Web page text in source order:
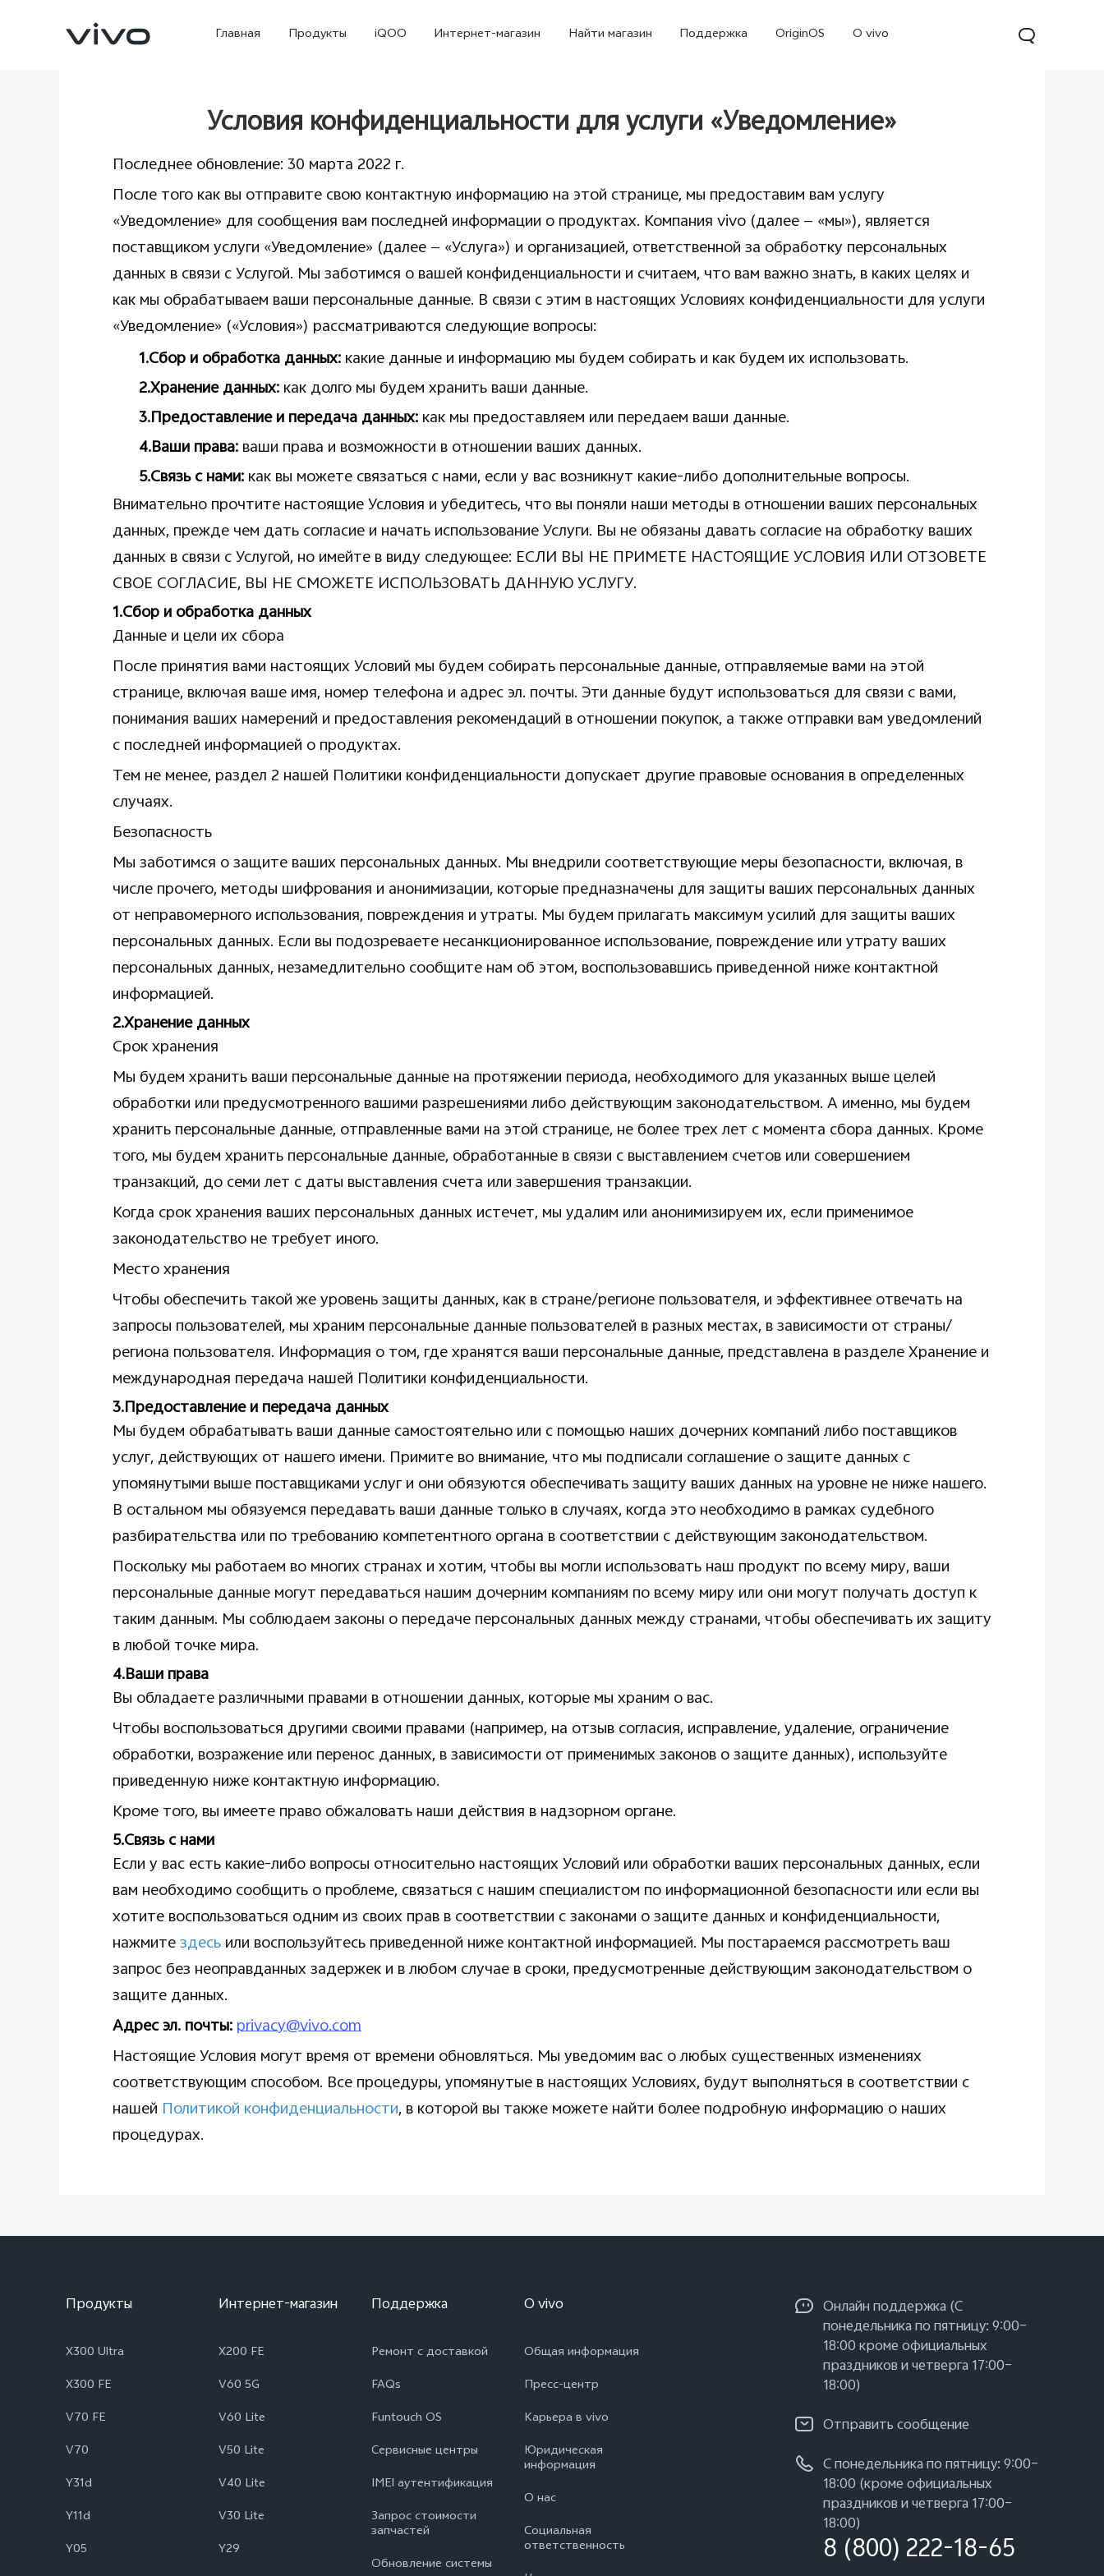
Главная Продукты iQOO Интернет-магазин Найти магазин Поддержка OriginOS O vivo
X300 Ultra Новинка X300 Pro X300 X300 FE Новинка V70 Y31d Новинка
Условия конфиденциальности для услуги «Уведомление»
Последнее обновление: 30 марта 2022 г.
После того как вы отправите свою контактную информацию на этой странице, мы предоставим вам услугу
«Уведомление» для сообщения вам последней информации о продуктах. Компания vivo (далее — «мы»), является
поставщиком услуги «Уведомление» (далее — «Услуга») и организацией, ответственной за обработку персональных
данных в связи с Услугой. Мы заботимся о вашей конфиденциальности и считаем, что вам важно знать, в каких целях и
как мы обрабатываем ваши персональные данные. В связи с этим в настоящих Условиях конфиденциальности для услуги
«Уведомление» («Условия») рассматриваются следующие вопросы:
1.Сбор и обработка данных:какие данные и информацию мы будем собирать и как будем их использовать.
2.Хранение данных:как долго мы будем хранить ваши данные.
3.Предоставление и передача данных:как мы предоставляем или передаем ваши данные.
4.Ваши права:ваши права и возможности в отношении ваших данных.
5.Связь с нами:как вы можете связаться с нами, если у вас возникнут какие-либо дополнительные вопросы.
Внимательно прочтите настоящие Условия и убедитесь, что вы поняли наши методы в отношении ваших персональных
данных, прежде чем дать согласие и начать использование Услуги. Вы не обязаны давать согласие на обработку ваших
данных в связи с Услугой, но имейте в виду следующее: ЕСЛИ ВЫ НЕ ПРИМЕТЕ НАСТОЯЩИЕ УСЛОВИЯ ИЛИ ОТЗОВЕТЕ
СВОЕ СОГЛАСИЕ, ВЫ НЕ СМОЖЕТЕ ИСПОЛЬЗОВАТЬ ДАННУЮ УСЛУГУ.
1.Сбор и обработка данных
Данные и цели их сбора
После принятия вами настоящих Условий мы будем собирать персональные данные, отправляемые вами на этой
странице, включая ваше имя, номер телефона и адрес эл. почты. Эти данные будут использоваться для связи с вами,
понимания ваших намерений и предоставления рекомендаций в отношении покупок, а также отправки вам уведомлений
с последней информацией о продуктах.
Тем не менее, раздел 2 нашей Политики конфиденциальности допускает другие правовые основания в определенных
случаях.
Безопасность
Мы заботимся о защите ваших персональных данных. Мы внедрили соответствующие меры безопасности, включая, в
числе прочего, методы шифрования и анонимизации, которые предназначены для защиты ваших персональных данных
от неправомерного использования, повреждения и утраты. Мы будем прилагать максимум усилий для защиты ваших
персональных данных. Если вы подозреваете несанкционированное использование, повреждение или утрату ваших
персональных данных, незамедлительно сообщите нам об этом, воспользовавшись приведенной ниже контактной
информацией.
2.Хранение данных
Срок хранения
Мы будем хранить ваши персональные данные на протяжении периода, необходимого для указанных выше целей
обработки или предусмотренного вашими разрешениями либо действующим законодательством. А именно, мы будем
хранить персональные данные, отправленные вами на этой странице, не более трех лет с момента сбора данных. Кроме
того, мы будем хранить персональные данные, обработанные в связи с выставлением счетов или совершением
транзакций, до семи лет с даты выставления счета или завершения транзакции.
Когда срок хранения ваших персональных данных истечет, мы удалим или анонимизируем их, если применимое
законодательство не требует иного.
Место хранения
Чтобы обеспечить такой же уровень защиты данных, как в стране/регионе пользователя, и эффективнее отвечать на
запросы пользователей, мы храним персональные данные пользователей в разных местах, в зависимости от страны/
региона пользователя. Информация о том, где хранятся ваши персональные данные, представлена в разделе Хранение и
международная передача нашей Политики конфиденциальности.
3.Предоставление и передача данных
Мы будем обрабатывать ваши данные самостоятельно или с помощью наших дочерних компаний либо поставщиков
услуг, действующих от нашего имени. Примите во внимание, что мы подписали соглашение о защите данных с
упомянутыми выше поставщиками услуг и они обязуются обеспечивать защиту ваших данных на уровне не ниже нашего.
В остальном мы обязуемся передавать ваши данные только в случаях, когда это необходимо в рамках судебного
разбирательства или по требованию компетентного органа в соответствии с действующим законодательством.
Поскольку мы работаем во многих странах и хотим, чтобы вы могли использовать наш продукт по всему миру, ваши
персональные данные могут передаваться нашим дочерним компаниям по всему миру или они могут получать доступ к
таким данным. Мы соблюдаем законы о передаче персональных данных между странами, чтобы обеспечивать их защиту
в любой точке мира.
4.Ваши права
Вы обладаете различными правами в отношении данных, которые мы храним о вас.
Чтобы воспользоваться другими своими правами (например, на отзыв согласия, исправление, удаление, ограничение
обработки, возражение или перенос данных, в зависимости от применимых законов о защите данных), используйте
приведенную ниже контактную информацию.
Кроме того, вы имеете право обжаловать наши действия в надзорном органе.
5.Связь с нами
Если у вас есть какие-либо вопросы относительно настоящих Условий или обработки ваших персональных данных, если
вам необходимо сообщить о проблеме, связаться с нашим специалистом по информационной безопасности или если вы
хотите воспользоваться одним из своих прав в соответствии с законами о защите данных и конфиденциальности,
нажмитездесьили воспользуйтесь приведенной ниже контактной информацией. Мы постараемся рассмотреть ваш
запрос без неоправданных задержек и в любом случае в сроки, предусмотренные действующим законодательством о
защите данных.
Адрес эл. почты:privacy@vivo.com
Настоящие Условия могут время от времени обновляться. Мы уведомим вас о любых существенных изменениях
соответствующим способом. Все процедуры, упомянутые в настоящих Условиях, будут выполняться в соответствии с
нашей Политикой конфиденциальности, в которой вы также можете найти более подробную информацию о наших
процедурах.
Продукты
X300 Ultra
X300 FE
V70 FE
V70
Y31d
Y11d
Y05
Интернет-магазин
X200 FE
V60 5G
V60 Lite
V50 Lite
V40 Lite
V30 Lite
Y29
Поддержка
Ремонт с доставкой
FAQs
Funtouch OS
Сервисные центры
IMEI аутентификация
Запрос стоимости
запчастей
Обновление системы
O vivo
Общая информация
Пресс-центр
Карьера в vivo
Юридическая
информация
О нас
Социальная
ответственность
Oнлайн поддержка (С
понедельника по пятницу: 9:00–
18:00 кроме официальных
праздников и четверга 17:00–
18:00)
Отправить сообщение
С понедельника по пятницу: 9:00–
18:00 (кроме официальных
праздников и четверга 17:00–
18:00)
8 (800) 222-18-65